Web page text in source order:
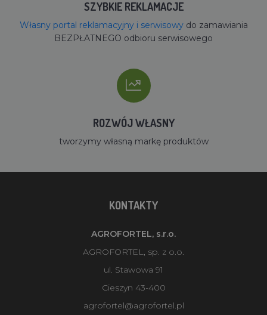
SZYBKIE REKLAMACJE
Własny portal reklamacyjny i serwisowydo zamawiania
BEZPŁATNEGO odbioru serwisowego
ROZWÓJ WŁASNY
tworzymy własną markę produktów
KONTAKTY
AGROFORTEL, s.r.o.
AGROFORTEL, sp. z o.o.
ul. Stawowa 91
Cieszyn 43-400
agrofortel@agrofortel.pl